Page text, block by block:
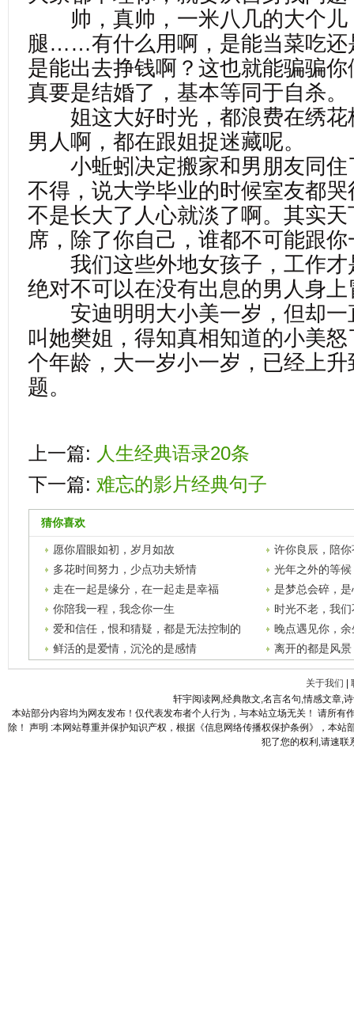
帅，真帅，一米八几的大个儿
腿……有什么用啊，是能当菜吃还
是能出去挣钱啊？这也就能骗骗
真要是结婚了，基本等同于自杀。
姐这大好时光，都浪费在绣花
男人啊，都在跟姐捉迷藏呢。
小蚯蚓决定搬家和男朋友同住
不得，说大学毕业的时候室友都
不是长大了人心就淡了啊。其实
席，除了你自己，谁都不可能跟
我们这些外地女孩子，工作才
绝对不可以在没有出息的男人身上
安迪明明大小美一岁，但却一
叫她樊姐，得知真相知道的小美
个年龄，大一岁小一岁，已经上
题。
上一篇: 人生经典语录20条
下一篇: 难忘的影片经典句子
猜你喜欢
愿你眉眼如初，岁月如故
许你良辰，陪
爱
多花时间努力，少点功夫矫情
光年之外的等
走在一起是缘分，在一起走是幸福
是梦总会碎，
你陪我一程，我念你一生
时光不老，我
爱和信任，恨和猜疑，都是无法控制的
晚点遇见你，
鲜活的是爱情，沉沦的是感情
离开的都是风
关于我们
轩宇阅读网,经典散文,名言名句,情感文章,
本站部分内容均为网友发布！仅代表发布者个人行为，与本站立场无关！ 请所
除！ 声明 :本网站尊重并保护知识产权，根据《信息网络传播权保护条例》，本
犯了您的权利,请速联